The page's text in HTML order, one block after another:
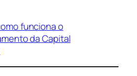
funciona o
da Capital